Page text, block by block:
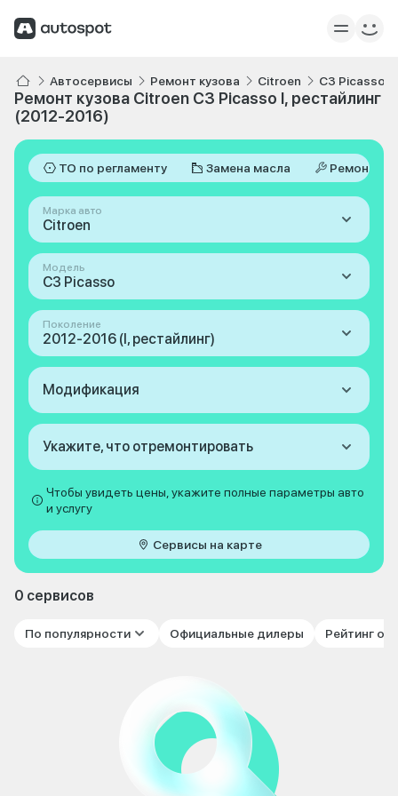
Автосервисы Ремонт кузова Citroen C3 Picasso
Ремонт кузова Citroen C3 Picasso I, рестайлинг
(2012-2016)
ТО по регламенту Замена масла Ремонт
Марка авто
Citroen
Модель
C3 Picasso
Поколение
2012-2016 (I, рестайлинг)
Модификация
Укажите, что отремонтировать
Чтобы увидеть цены, укажите полные параметры авто
и услугу
Сервисы на карте
0 сервисов
По популярности Официальные дилеры Рейтинг